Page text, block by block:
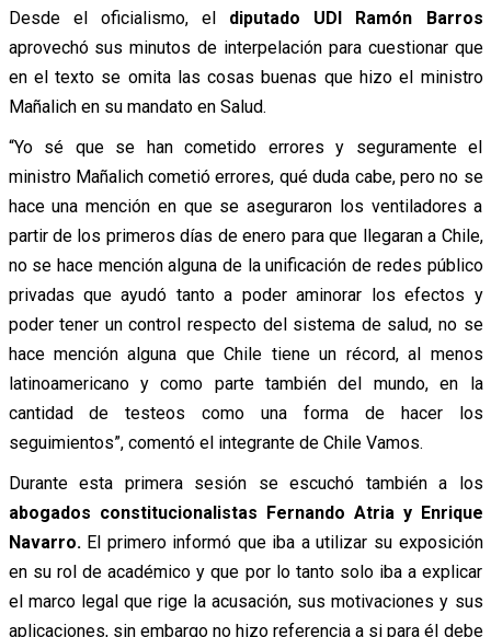
Desde el oficialismo, el diputado UDI Ramón Barros
aprovechó sus minutos de interpelación para cuestionar que
en el texto se omita las cosas buenas que hizo el ministro
Mañalich en su mandato en Salud.
“Yo sé que se han cometido errores y seguramente el
ministro Mañalich cometió errores, qué duda cabe, pero no se
hace una mención en que se aseguraron los ventiladores a
partir de los primeros días de enero para que llegaran a Chile,
no se hace mención alguna de la unificación de redes público
privadas que ayudó tanto a poder aminorar los efectos y
poder tener un control respecto del sistema de salud, no se
hace mención alguna que Chile tiene un récord, al menos
latinoamericano y como parte también del mundo, en la
cantidad de testeos como una forma de hacer los
seguimientos”, comentó el integrante de Chile Vamos.
Durante esta primera sesión se escuchó también a los
abogados constitucionalistas Fernando Atria y Enrique
Navarro. El primero informó que iba a utilizar su exposición
en su rol de académico y que por lo tanto solo iba a explicar
el marco legal que rige la acusación, sus motivaciones y sus
aplicaciones, sin embargo no hizo referencia a si para él debe